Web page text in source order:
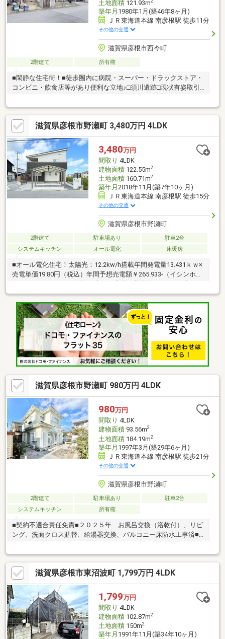
土地面積121.93m
築年月 1980年1月(築46年8ヶ月)
ＪＲ東海道本線 南彦根駅 徒歩11分
その他の交通
滋賀県彦根市西今町
2階建て 所有権
■閑静な住宅街！■徒歩圏内に病院・スーパー・ドラックストア・
コンビニ・飲食店等があり便利な立地♪□須川遺跡□現状有姿取引□
ガスの本管あり。※古家付の土地でもご検討下さい。■頭金0円で
も購入可能！※審査内容によって変動します。
滋賀県彦根市野瀬町 3,480万円 4LDK
3,480万円
間取り 4LDK
建物面積122.55m2
土地面積160.71m2
築年月 2018年11月(築7年10ヶ月)
ＪＲ東海道本線 南彦根駅 徒歩15分
その他の交通
滋賀県彦根市野瀬町
2階建て 駐車場あり
駐車2台
システムキッチン
オール電化 床暖房
■オール電化住宅！太陽光：12.2kw/h搭載年間発電量13.431ｋｗ×
売電単価19.80円（税込）年間予想売電額￥265.933-（イシンホー
でも購入可能！※審査内容によって変動します。■家事動線の良い
間取り浴室～洗面所～WIC～サンルームを一直線に配置！家事の
負担軽減と時短に◎■家族とのコミュニケーションがとりやすい
動線を導くリビング階段■広々とした小屋裏収納普段使用しない
季節の物や大きな物の収納に便利です！2面採光で風通しも◎■イ
シンホーム施工
滋賀県彦根市野瀬町 980万円 4LDK
980万円
間取り 4LDK
建物面積93.56m2
土地面積184.19m2
築年月 1997年3月(築29年6ヶ月)
ＪＲ東海道本線 南彦根駅 徒歩21分
その他の交通
滋賀県彦根市野瀬町
2階建て 駐車場あり
駐車2台
システムキッチン
所有権
■契約不適合責任免責■２０２５年 お風呂交換（浴乾付）、リビ
ング、洗面クロス貼替、給湯器交換、バルコニー床防水工事済■
収納付きで生活スペーススッキリ！■全室2面採光で風通しの良い
間取り■スーパーやドラッグストアも徒歩圏内！ 周辺環境充実
の立地です！！■城南小学校/彦根南中学校
滋賀県彦根市東沼波町 1,799万円 4LDK
1,799万円
間取り 4LDK
建物面積102.87m2
土地面積150m2
築年月 1991年11月(築34年10ヶ月)